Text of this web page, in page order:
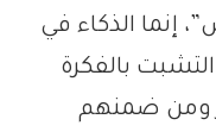
إنما الذكاء في
بالفكرة
ومن ضمنهم